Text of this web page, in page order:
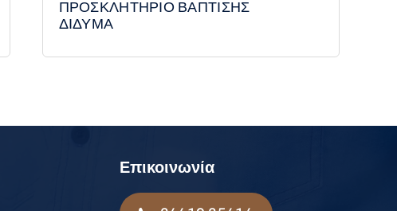
ΠΡΟΣΚΛΗΤΗΡΙΟ ΒΑΠΤΙΣΗΣ
ΔΙΔΥΜΑ
Επικοινωνία